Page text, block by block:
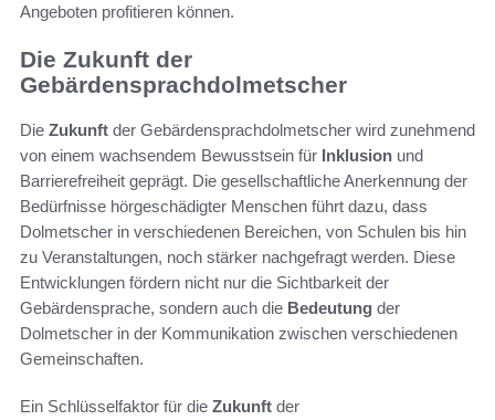
Angeboten profitieren können.
Die Zukunft der
Gebärdensprachdolmetscher
Die Zukunft der Gebärdensprachdolmetscher wird zunehmend
von einem wachsendem Bewusstsein für Inklusion und
Barrierefreiheit geprägt. Die gesellschaftliche Anerkennung der
Bedürfnisse hörgeschädigter Menschen führt dazu, dass
Dolmetscher in verschiedenen Bereichen, von Schulen bis hin
zu Veranstaltungen, noch stärker nachgefragt werden. Diese
Entwicklungen fördern nicht nur die Sichtbarkeit der
Gebärdensprache, sondern auch die Bedeutung der
Dolmetscher in der Kommunikation zwischen verschiedenen
Gemeinschaften.
Ein Schlüsselfaktor für die Zukunft der